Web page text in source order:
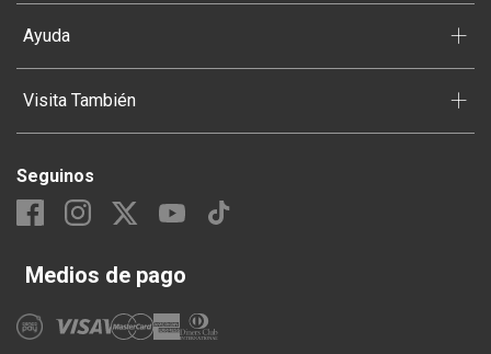
Ayuda +
Visita También +
Seguinos
Medios de pago